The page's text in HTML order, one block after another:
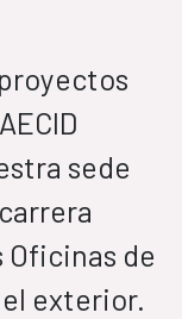
sede
de
el exterior.